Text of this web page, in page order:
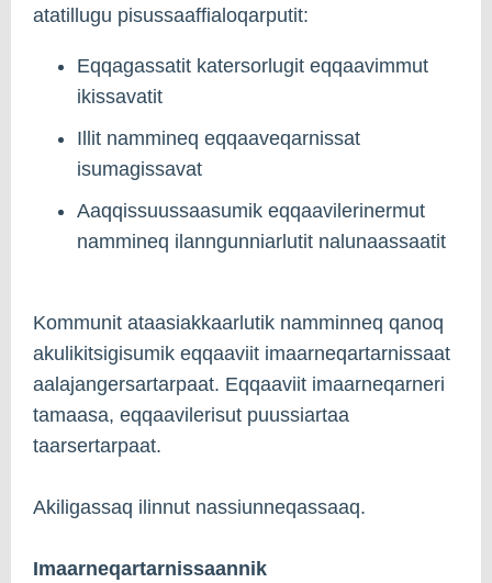
atatillugu pisussaaffialoqarputit:
Eqqagassatit katersorlugit eqqaavimmut
ikissavatit
Illit nammineq eqqaaveqarnissat
isumagissavat
Aaqqissuussaasumik eqqaavilerinermut
nammineq ilanngunniarlutit nalunaassaatit
Kommunit ataasiakkaarlutik namminneq qanoq
akulikitsigisumik eqqaaviit imaarneqartarnissaat
aalajangersartarpaat. Eqqaaviit imaarneqarneri
tamaasa, eqqaavilerisut puussiartaa
taarsertarpaat.
Akiligassaq ilinnut nassiunneqassaaq.
Imaarneqartarnissaannik